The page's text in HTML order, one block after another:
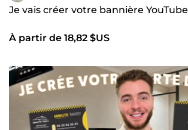
Je vais créer votre bannière YouTube
À partir de 18,82 $US